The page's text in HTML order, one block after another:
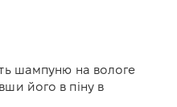
шампуню на вологе
його в піну в